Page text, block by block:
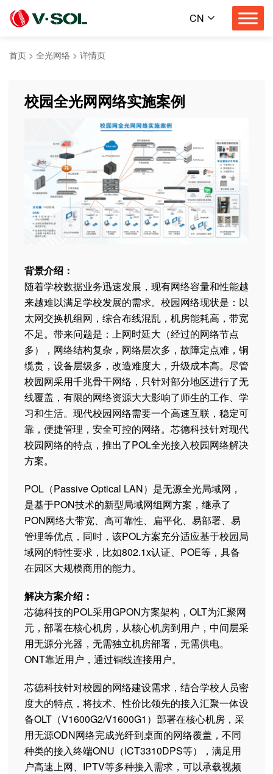
CN
首页 > 全光网络 > 详情页
校园全光网网络实施案例
背景介绍：
随着学校数据业务迅速发展，现有网络容量和性能越
来越难以满足学校发展的需求。校园网络现状是：以
太网交换机组网，综合布线混乱，机房能耗高，带宽
不足。带来问题是：上网时延大（经过的网络节点
多），网络结构复杂，网络层次多，故障定点难，铜
缆贵，设备层级多，改造难度大，升级成本高。尽管
校园网采用千兆骨干网络，只针对部分地区进行了无
线覆盖，有限的网络资源大大影响了师生的工作、学
习和生活。现代校园网络需要一个高速互联，稳定可
靠，便捷管理，安全可控的网络。芯德科技针对现代
校园网络的特点，推出了POL全光接入校园网络解决
方案。
POL（Passive Optical LAN）是无源全光局域网，
是基于PON技术的新型局域网组网方案，继承了
PON网络大带宽、高可靠性、扁平化、易部署、易
管理等优点，同时，该POL方案充分适应基于校园局
域网的特性要求，比如802.1x认证、POE等，具备
在园区大规模商用的能力。
解决方案介绍：
芯德科技的POL采用GPON方案架构，OLT为汇聚网
元，部署在核心机房，从核心机房到用户，中间层采
用无源分光器，无需独立机房部署，无需供电。
ONT靠近用户，通过铜线连接用户。
芯德科技针对校园的网络建设需求，结合学校人员密
度大的特点，将技术、性价比领先的接入汇聚一体设
备OLT（V1600G2/V1600G1）部署在核心机房，采
用无源ODN网络完成光纤到桌面的网络覆盖，不同
种类的接入终端ONU（ICT3310DPS等），满足用
户高速上网、IPTV等多种接入需求，可以承载视频